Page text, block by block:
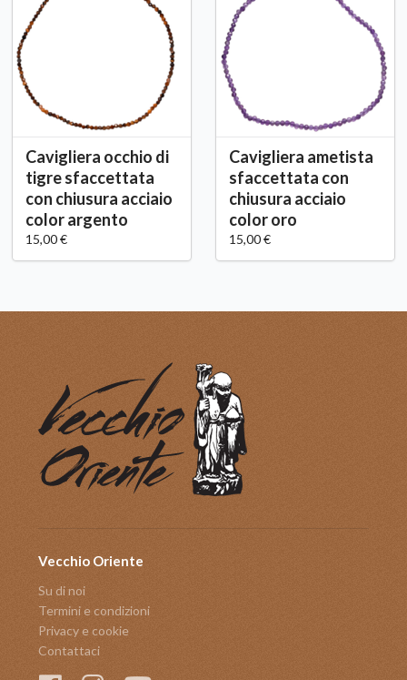
Cavigliera occhio di
tigre sfaccettata
con chiusura acciaio
color argento
15,00 €
Cavigliera ametista
sfaccettata con
chiusura acciaio
color oro
15,00 €
Vecchio Oriente
Su di noi
Termini e condizioni
Privacy e cookie
Contattaci